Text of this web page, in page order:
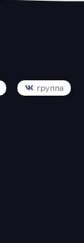
группа